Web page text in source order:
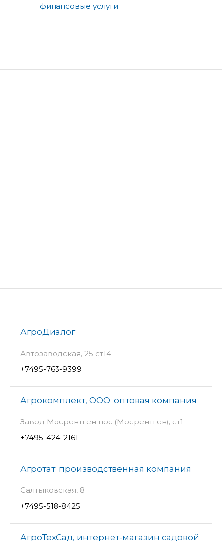
финансовые услуги
АгроДиалог
Автозаводская, 25 ст14
+7495-763-9399
Агрокомплект, ООО, оптовая компания
Завод Мосрентген пос (Мосрентген), ст1
+7495-424-2161
Агротат, производственная компания
Салтыковская, 8
+7495-518-8425
АгроТехСад, интернет-магазин садовой